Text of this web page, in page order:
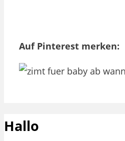
Auf Pinterest merken:
Hallo